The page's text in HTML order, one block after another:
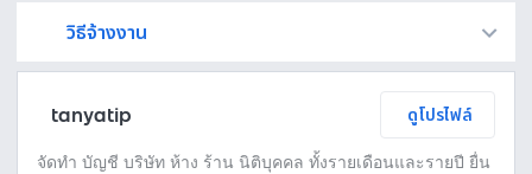
วิธีจ้างงาน
tanyatip ดูโปรไฟล์
จัดทำ บัญชี บริษัท ห้าง ร้าน นิติบุคคล ทั้งรายเดือนและรายปี ยื่น